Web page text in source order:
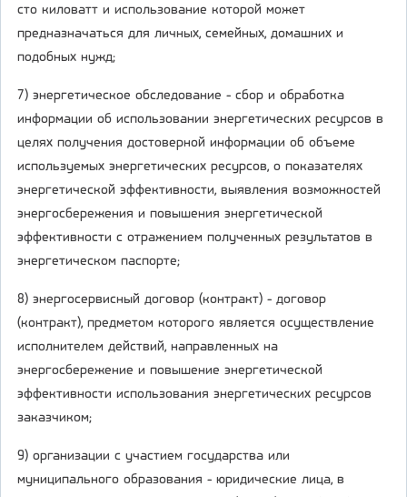
сто киловатт и использование которой может
предназначаться для личных, семейных, домашних и
подобных нужд;
7) энергетическое обследование - сбор и обработка
информации об использовании энергетических ресурсов в
целях получения достоверной информации об объеме
используемых энергетических ресурсов, о показателях
энергетической эффективности, выявления возможностей
энергосбережения и повышения энергетической
эффективности с отражением полученных результатов в
энергетическом паспорте;
8) энергосервисный договор (контракт) - договор
(контракт), предметом которого является осуществление
исполнителем действий, направленных на
энергосбережение и повышение энергетической
эффективности использования энергетических ресурсов
заказчиком;
9) организации с участием государства или
муниципального образования - юридические лица, в